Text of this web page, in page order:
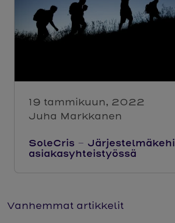
19 tammikuun, 2022
Juha Markkanen
SoleCris –
asiakasyhteistyössä
Artikkelien
Vanhemmat artikkelit